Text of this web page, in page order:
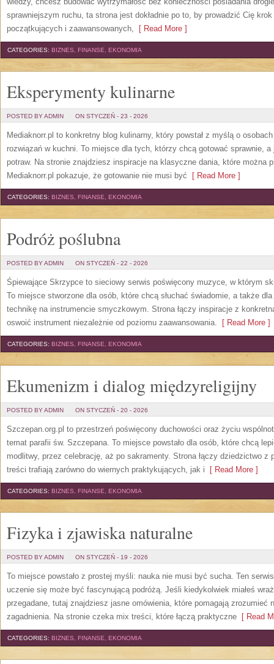
sprawniejszym ruchu, ta strona jest dokładnie po to, by prowadzić Cię
początkujących i zaawansowanych, [ Read More ]
CATEGORIES: BIZNES, FINANSE, EKONOMIA
Eksperymenty kulinarne
POSTED BY ADMIN ON STYCZEŃ - 23 - 2026
Mediaknorr.pl to konkretny blog kulinarny, który powstał z myślą o
rozwiązań w kuchni. To miejsce dla tych, którzy chcą gotować sprawnie,
potraw. Na stronie znajdziesz inspiracje na klasyczne dania, które można
Mediaknorr.pl pokazuje, że gotowanie nie musi być [ Read More ]
CATEGORIES: BIZNES, FINANSE, EKONOMIA
Podróż poślubna
POSTED BY ADMIN ON STYCZEŃ - 22 - 2026
Śpiewające Skrzypce to sieciowy serwis poświęcony muzyce, w którym
To miejsce stworzone dla osób, które chcą słuchać świadomie, a także
technikę na instrumencie smyczkowym. Strona łączy inspiracje z
oswoić instrument niezależnie od poziomu zaawansowania. [ Read More ]
CATEGORIES: BIZNES, FINANSE, EKONOMIA
Ekumenizm i dialog międzyreligijny
POSTED BY ADMIN ON STYCZEŃ - 20 - 2026
Szczepan.org.pl to przestrzeń poświęcony duchowości oraz życiu
temat parafii św. Szczepana. To miejsce powstało dla osób, które chcą
modlitwy, przez celebrację, aż po sakramenty. Strona łączy dziedzictwo z
treści trafiają zarówno do wiernych praktykujących, jak i [ Read More ]
CATEGORIES: BIZNES, FINANSE, EKONOMIA
Fizyka i zjawiska naturalne
POSTED BY ADMIN ON STYCZEŃ - 19 - 2026
To miejsce powstało z prostej myśli: nauka nie musi być sucha. Ten
uczenie się może być fascynującą podróżą. Jeśli kiedykolwiek miałeś
przegadane, tutaj znajdziesz jasne omówienia, które pomagają zrozumieć
zagadnienia. Na stronie czeka mix treści, które łączą praktyczne [ Read
CATEGORIES: BIZNES, FINANSE, EKONOMIA